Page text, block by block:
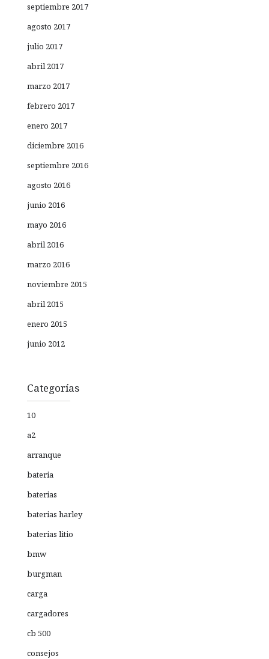
septiembre 2017
agosto 2017
julio 2017
abril 2017
marzo 2017
febrero 2017
enero 2017
diciembre 2016
septiembre 2016
agosto 2016
junio 2016
mayo 2016
abril 2016
marzo 2016
noviembre 2015
abril 2015
enero 2015
junio 2012
Categorías
10
a2
arranque
bateria
baterias
baterias harley
baterias litio
bmw
burgman
carga
cargadores
cb 500
consejos